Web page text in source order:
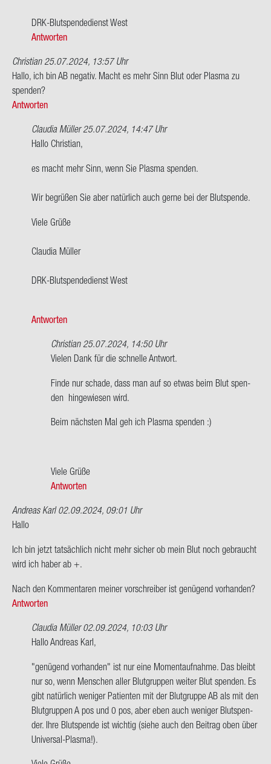
DRK-​Blutspendedienst West
Antworten
Christian25.07.2024, 13:57 Uhr
Hallo, ich bin AB ne­ga­tiv. Macht es mehr Sinn Blut oder Plas­ma zu
spen­den?
Antworten
Claudia Müller25.07.2024, 14:47 Uhr
Ant­
auf
ich
bin
ne­
tiv…
ti­
Hallo Chris­ti­an,
es macht mehr Sinn, wenn Sie Plas­ma spen­den.
Wir be­grü­ßen Sie aber na­tür­lich auch gerne bei der Blut­spen­de.
Viele Grüße
Clau­dia Mül­ler
DRK-​Blutspendedienst West
Antworten
Christian25.07.2024, 14:50 Uhr
Ant­
auf
Hallo
Chris­
macht…
von
dia
ler
Vie­len Dank für die schnel­le Ant­wort.
Finde nur scha­de, dass man auf so etwas beim Blut spen­
den hin­ge­wie­sen wird.
Beim nächs­ten Mal geh ich Plas­ma spen­den :)
Viele Grüße
Antworten
Andreas Karl02.09.2024, 09:01 Uhr
Hallo
Ich bin jetzt tat­säch­lich nicht mehr si­cher ob mein Blut noch ge­braucht
wird ich haber ab +.
Nach den Kom­men­ta­ren mei­ner vor­schrei­ber ist ge­nü­gend vor­han­den?
Antworten
Claudia Müller02.09.2024, 10:03 Uhr
Ant­
auf
Hallo
Ich
bin
jetzt…
von
An­
Hallo An­dre­as Karl,
"ge­nü­gend vor­han­den" ist nur eine Mo­ment­auf­nah­me. Das bleibt
nur so, wenn Men­schen aller Blut­grup­pen wei­ter Blut spen­den. Es
gibt na­tür­lich we­ni­ger Pa­ti­en­ten mit der Blut­grup­pe AB als mit den
Blut­grup­pen A pos und 0 pos, aber eben auch we­ni­ger Blut­spen­
der. Ihre Blut­spen­de ist wich­tig (siehe auch den Bei­trag oben über
Universal-​Plasma!).